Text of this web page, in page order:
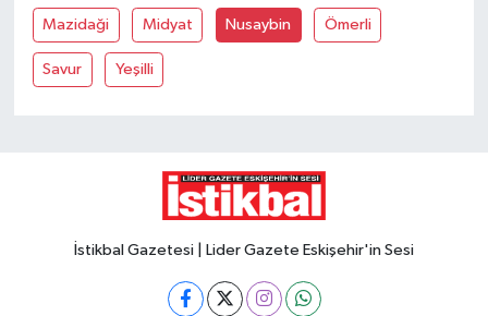
Mazidaği Midyat Nusaybin Ömerli
Savur Yeşilli
İstikbal Gazetesi | Lider Gazete Eskişehir'in Sesi